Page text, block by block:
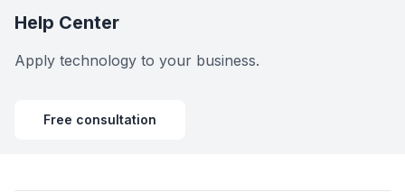
Help Center
Apply technology to your business.
Free consultation